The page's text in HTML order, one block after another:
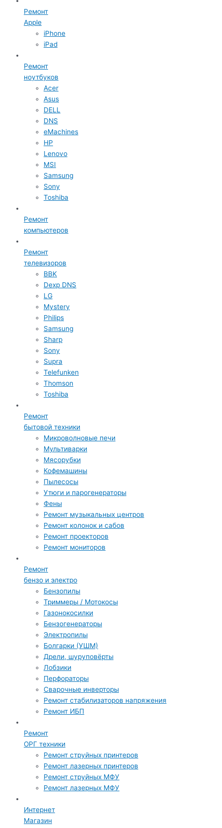
Ремонт
Apple
iPhone
iPad
Ремонт
ноутбуков
Acer
Asus
DELL
DNS
eMachines
HP
Lenovo
MSI
Samsung
Sony
Toshiba
Ремонт
компьютеров
Ремонт
телевизоров
BBK
Dexp DNS
LG
Mystery
Philips
Samsung
Sharp
Sony
Supra
Telefunken
Thomson
Toshiba
Ремонт
бытовой техники
Микроволновые печи
Мультиварки
Мясорубки
Кофемашины
Пылесосы
Утюги и парогенераторы
Фены
Ремонт музыкальных центров
Ремонт колонок и сабов
Ремонт проекторов
Ремонт мониторов
Ремонт
бензо и электро
Бензопилы
Триммеры / Мотокосы
Газонокосилки
Бензогенераторы
Электропилы
Болгарки (УШМ)
Дрели, шуруповёрты
Лобзики
Перфораторы
Сварочные инверторы
Ремонт стабилизаторов напряжения
Ремонт ИБП
Ремонт
ОРГ техники
Ремонт струйных принтеров
Ремонт лазерных принтеров
Ремонт струйных МФУ
Ремонт лазерных МФУ
Интернет
Магазин